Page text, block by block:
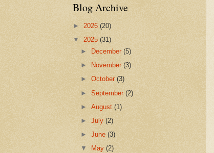
Blog Archive
► 2026 (20)
▼ 2025 (31)
►
December(5)
►
November(3)
►October(3)
►September(2)
►August(1)
►July(2)
►June(3)
▼
May(2)